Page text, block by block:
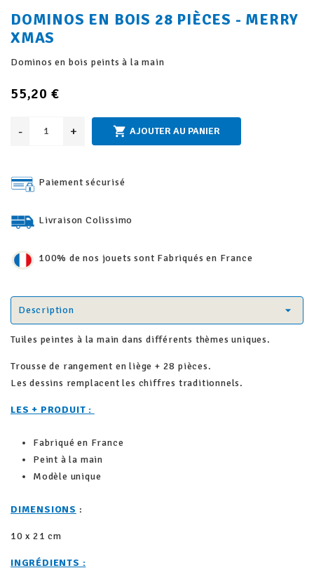
DOMINOS EN BOIS 28 PIÈCES - MERRY
XMAS
Dominos en bois peints à la main
55,20 €
- +  AJOUTER AU PANIER
Paiement sécurisé
Livraison Colissimo
100% de nos jouets sont Fabriqués en France
Description
Tuiles peintes à la main dans différents thèmes uniques.
Trousse de rangement en liège + 28 pièces.
Les dessins remplacent les chiffres traditionnels.
LES + PRODUIT :
Fabriqué en France
Peint à la main
Modèle unique
DIMENSIONS :
10 x 21 cm
INGRÉDIENTS :